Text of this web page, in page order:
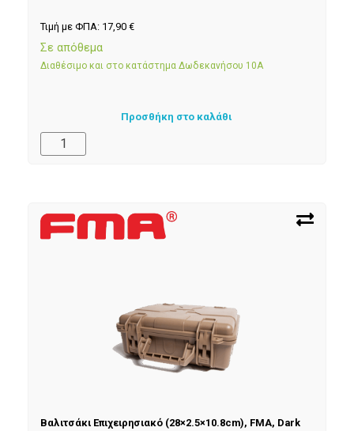
Τιμή με ΦΠΑ: 17,90 €
Σε απόθεμα
Διαθέσιμο και στο κατάστημα Δωδεκανήσου 10Α
Προσθήκη στο καλάθι
Βαλιτσάκι Επιχειρησιακό (28×2.5×10.8cm), FMA, Dark